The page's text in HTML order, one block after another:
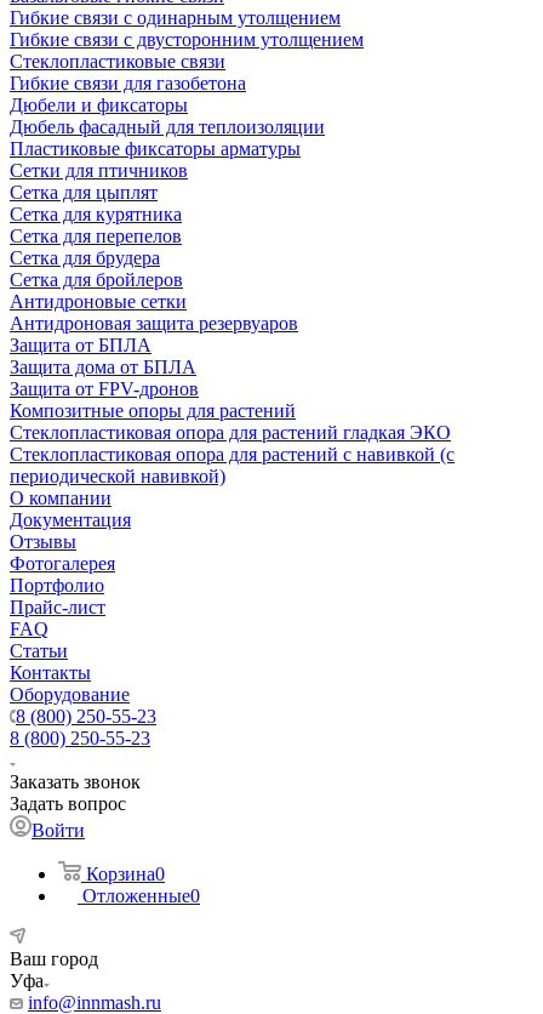
Гибкие связи с одинарным утолщением
Гибкие связи с двусторонним утолщением
Стеклопластиковые связи
Гибкие связи для газобетона
Дюбели и фиксаторы
Дюбель фасадный для теплоизоляции
Пластиковые фиксаторы арматуры
Сетки для птичников
Сетка для цыплят
Сетка для курятника
Сетка для перепелов
Сетка для брудера
Сетка для бройлеров
Антидроновые сетки
Антидроновая защита резервуаров
Защита от БПЛА
Защита дома от БПЛА
Защита от FPV-дронов
Композитные опоры для растений
Стеклопластиковая опора для растений гладкая ЭКО
Стеклопластиковая опора для растений с навивкой (с
периодической навивкой)
О компании
Документация
Отзывы
Фотогалерея
Портфолио
Прайс-лист
FAQ
Статьи
Контакты
Оборудование
8 (800) 250-55-23
8 (800) 250-55-23
Заказать звонок
Задать вопрос
Войти
Корзина0
Отложенные0
Ваш город
Уфа
info@innmash.ru